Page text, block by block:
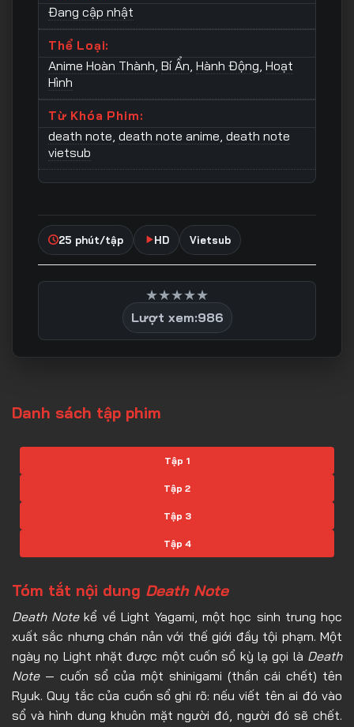
Đang cập nhật
Thể Loại:
Anime Hoàn Thành Bí Ẩn Hành Động Hoạt
Hình
Từ Khóa Phim:
death note death note anime death note
vietsub
25 phút/tập HD Vietsub
★★★★★
Lượt xem:986
Danh sách tập phim
Tập 1
Tập 2
Tập 3
Tập 4
Tập 6
Tập 7
Tập 8
Tập 9
Tập 10
Tóm tắt nội dung Death Note
Death Notekể về Light Yagami, một học sinh trung học
xuất sắc nhưng chán nản với thế giới đầy tội phạm. Một
ngày nọ Light nhặt được một cuốn sổ kỳ lạ gọi là Death
Note— cuốn sổ của một shinigami (thần cái chết) tên
Ryuk. Quy tắc của cuốn sổ ghi rõ: nếu viết tên ai đó vào
sổ và hình dung khuôn mặt người đó, người đó sẽ chết.